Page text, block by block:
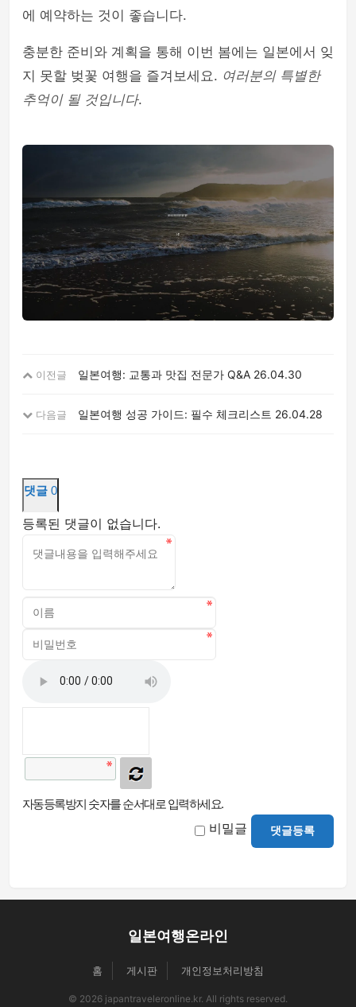
에 예약하는 것이 좋습니다.
충분한 준비와 계획을 통해 이번 봄에는 일본에서 잊
지 못할 벚꽃 여행을 즐겨보세요. 여러분의 특별한
추억이 될 것입니다.
이전글 일본여행: 교통과 맛집 전문가 Q&A 26.04.30
다음글 일본여행 성공 가이드: 필수 체크리스트 26.04.28
댓글 0
등록된 댓글이 없습니다.
자동등록방지 숫자를 순서대로 입력하세요.
비밀글 댓글등록
일본여행온라인
홈 게시판 개인정보처리방침
© 2026 japantraveleronline.kr. All rights reserved.